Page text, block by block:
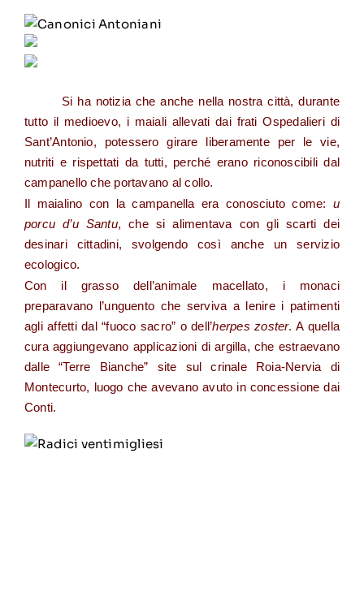
Si ha notizia che anche nella nostra città, durante
tutto il medioevo, i maiali allevati dai frati Ospedalieri di
Sant’Antonio, potessero girare liberamente per le vie,
nutriti e rispettati da tutti, perché erano riconoscibili dal
campanello che portavano al collo.
Il maialino con la campanella era conosciuto come: u
porcu d’u Santu, che si alimentava con gli scarti dei
desinari cittadini, svolgendo così anche un servizio
ecologico.
Con il grasso dell’animale macellato, i monaci
preparavano l’unguento che serviva a lenire i patimenti
agli affetti dal “fuoco sacro” o dell’herpes zoster. A quella
cura aggiungevano applicazioni di argilla, che estraevano
dalle “Terre Bianche” site sul crinale Roia-Nervia di
Montecurto, luogo che avevano avuto in concessione dai
Conti.